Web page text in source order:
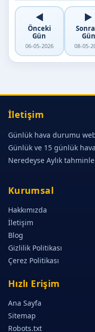
◀️
Önceki
Gün
06-05-2026
▶️
Gün
08-05-
İletişim
Günlük hava durumu
Günlük ve 15 günlük
Neredeyse Aylık
Kurumsal
Hakkımızda
İletişim
Blog
Gizlilik Politikası
Çerez Politikası
Hızlı Erişim
Ana Sayfa
Sitemap
Robots.txt